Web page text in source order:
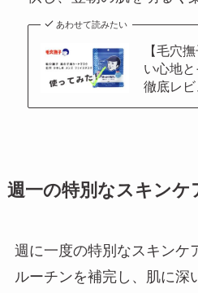
あわせて読みたい
【毛穴
い心地
徹底レビ
週一の特別なスキンケ
週に一度の特別なスキンケ
ルーチンを補完し、肌に深